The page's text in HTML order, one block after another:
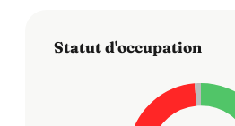
Statut d'occupation